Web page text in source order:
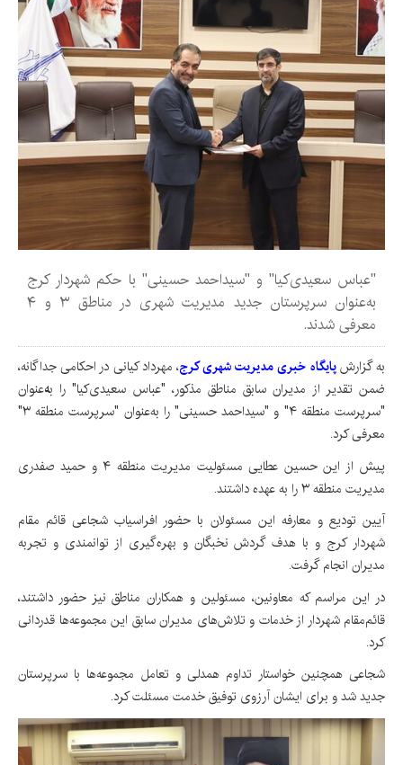
"عباس سعیدی‌کیا" و "سیداحمد حسینی" با حکم شهردار کرج
به‌عنوان سرپرستان جدید مدیریت شهری در مناطق ۳ و ۴
معرفی شدند.
به گزارشپایگاه خبری مدیریت شهری کرج، مهرداد کیانی در احکامی جداگانه،
ضمن تقدیر از مدیران سابق مناطق مذکور، "عباس سعیدی‌کیا" را به‌عنوان
"سرپرست منطقه ۴" و "سیداحمد حسینی" را به‌عنوان "سرپرست منطقه ۳"
معرفی کرد.
پیش از این حسین عطایی مسئولیت مدیریت منطقه ۴ و حمید صفدری
مدیریت منطقه ۳ را به عهده داشتند.
آیین تودیع و معارفه این مسئولان با حضور افراسیاب شجاعی قائم مقام
شهردار کرج و با هدف گردش نخبگان و بهره‌گیری از توانمندی و تجربه
مدیران انجام گرفت.
در این مراسم که معاونین، مسئولین و همکاران مناطق نیز حضور داشتند،
قائم‌مقام شهردار از خدمات و تلاش‌های مدیران سابق این مجموعه‌ها قدردانی
کرد.
شجاعی همچنین خواستار تداوم همدلی و تعامل مجموعه‌ها با سرپرستان
جدید شد و برای ایشان آرزوی توفیق خدمت مسئلت کرد.